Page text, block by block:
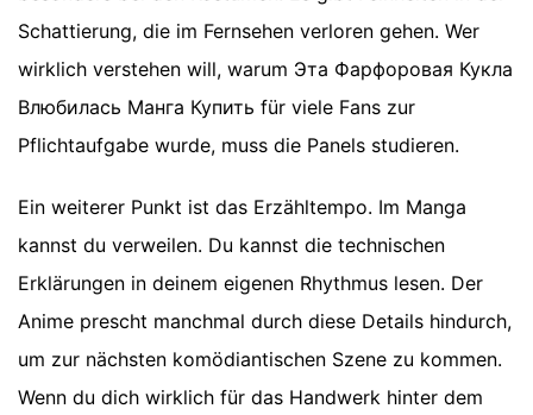
Schattierung, die im Fernsehen verloren gehen. Wer
wirklich verstehen will, warum Эта Фарфоровая Кукла
Влюбилась Манга Купить für viele Fans zur
Pflichtaufgabe wurde, muss die Panels studieren.
Ein weiterer Punkt ist das Erzähltempo. Im Manga
kannst du verweilen. Du kannst die technischen
Erklärungen in deinem eigenen Rhythmus lesen. Der
Anime prescht manchmal durch diese Details hindurch,
um zur nächsten komödiantischen Szene zu kommen.
Wenn du dich wirklich für das Handwerk hinter dem